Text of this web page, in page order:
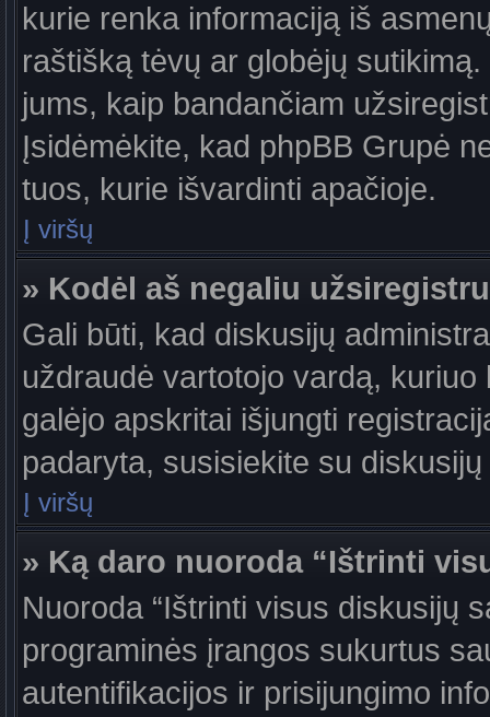
kurie renka informaciją iš
raštišką tėvų ar globėjų
jums, kaip bandančiam
Įsidėmėkite, kad phpBB Grupė
tuos, kurie išvardinti apačioje.
Į viršų
» Kodėl aš negaliu
Gali būti, kad diskusijų
uždraudė vartotojo vardą,
galėjo apskritai išjungti
padaryta, susisiekite su
Į viršų
» Ką daro nuoroda “Ištrinti
Nuoroda “Ištrinti visus diskusijų
programinės įrangos sukurtus
autentifikacijos ir prisijungimo